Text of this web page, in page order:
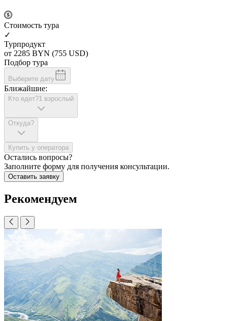
Cтоимость тура
✓
Турпродукт
от 2285 BYN (755 USD)
Подбор тура
Выберите дату
Ближайшие:
Кто едет?1 взрослый
Откуда?
Купить у оператора
Остались вопросы?
Заполните форму для получения консультации.
Оставить заявку
Рекомендуем